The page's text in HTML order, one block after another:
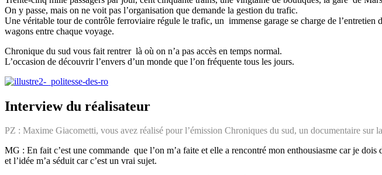
On y passe, mais on ne voit pas l’organisation que demande la gestion du trafic.
Une véritable tour de contrôle ferroviaire régule le trafic, un immense garage se charge de
wagons entre chaque voyage.
Chronique du sud vous fait rentrer là où on n’a pas accès en temps normal.
L’occasion de découvrir l’envers d’un monde que l’on fréquente tous les jours.
Interview du réalisateur
PZ : Maxime Giacometti, vous avez réalisé pour l’émission Chroniques du sud, un documentaire sur
MG : En fait c’est une commande que l’on m’a faite et elle a rencontré mon enthousiasme car je
et l’idée m’a séduit car c’est un vrai sujet.